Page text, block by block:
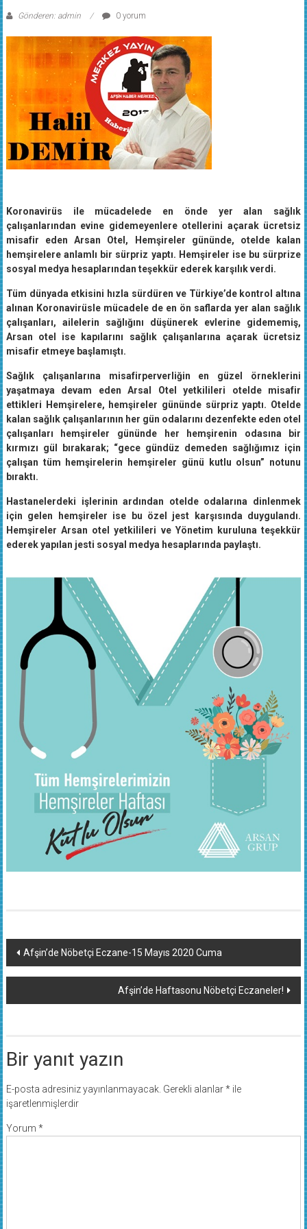
çalışanlarından evine gidemeyenlere otellerini açarak ücretsiz
misafir eden Arsan Otel, Hemşireler gününde, otelde kalan
hemşirelere anlamlı bir sürpriz yaptı. Hemşireler ise bu sürprize
sosyal medya hesaplarından teşekkür ederek karşılık verdi.
alınan Koronavirüsle mücadele de en ön saflarda yer alan sağlık
çalışanları, ailelerin sağlığını düşünerek evlerine gidememiş,
Arsan otel ise kapılarını sağlık çalışanlarına açarak ücretsiz
misafir etmeye başlamıştı.
yaşatmaya devam eden Arsal Otel yetkilileri otelde misafir
ettikleri Hemşirelere, hemşireler gününde sürpriz yaptı. Otelde
kalan sağlık çalışanlarının her gün odalarını dezenfekte eden otel
çalışanları hemşireler gününde her hemşirenin odasına bir
kırmızı gül bırakarak; “gece gündüz demeden sağlığımız için
çalışan tüm hemşirelerin hemşireler günü kutlu olsun” notunu
bıraktı.
için gelen hemşireler ise bu özel jest karşısında duygulandı.
Hemşireler Arsan otel yetkilileri ve Yönetim kuruluna teşekkür
ederek yapılan jesti sosyal medya hesaplarında paylaştı.
Yazı
dolaşımı
Bir yanıt yazın
işaretlenmişlerdir